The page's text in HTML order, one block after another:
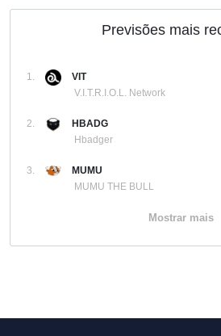
Previsões mais
1.
VIT
V.I.T.R.I.O.L. Network
2.
HBADG
Hbadger
3.
MUMU
MUMU THE BULL
Mostrar mais